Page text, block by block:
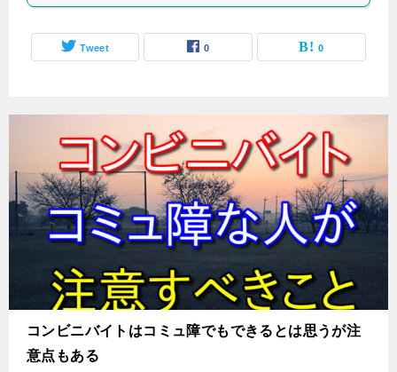
Tweet 0 0
コンビニバイトはコミュ障でもできるとは思うが注
意点もある